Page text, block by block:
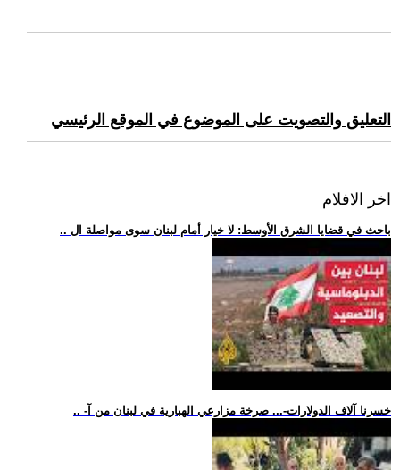
التعليق والتصويت على الموضوع في الموقع الرئيسي
اخر الافلام
.. باحث في قضايا الشرق الأوسط: لا خيار أمام لبنان سوى مواصلة ال
.. -خسرنا آلاف الدولارات-... صرخة مزارعي الهبارية في لبنان من آ